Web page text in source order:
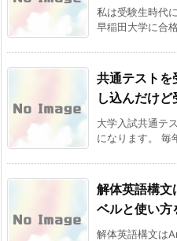
私は受験生時代
早稲田大学に合
共通テストを
し込んだけ
大学入試共通テ
になります。 毎
解体英語構文
ベルと使い方
解体英語構文は